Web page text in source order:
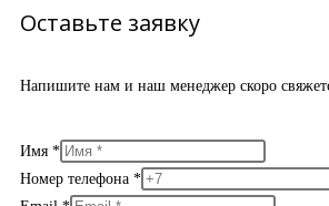
Оставьте заявку
Напишите нам и наш менеджер скоро
Имя *
Номер телефона *